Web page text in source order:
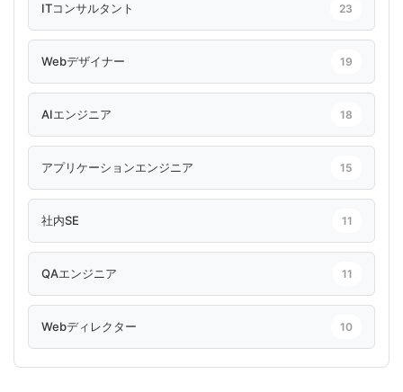
ITコンサルタント 23
Webデザイナー 19
AIエンジニア 18
アプリケーションエンジニア 15
社内SE 11
QAエンジニア 11
Webディレクター 10